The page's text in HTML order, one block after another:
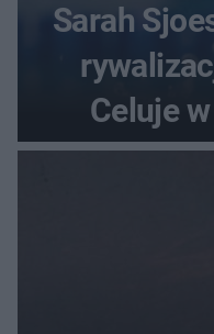
Sarah
Celuje